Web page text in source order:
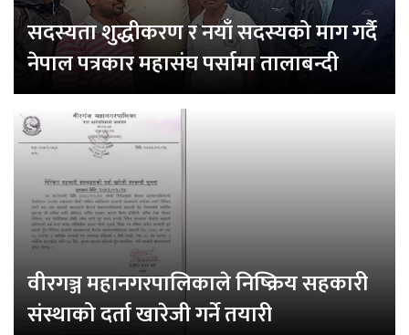
सदस्यता शुद्धीकरण र नयाँ सदस्यको माग गर्दै
नेपाल पत्रकार महासंघ पर्सामा तालाबन्दी
वीरगञ्ज महानगरपालिकाले निष्क्रिय सहकारी
संस्थाको दर्ता खारेजी गर्ने तयारी